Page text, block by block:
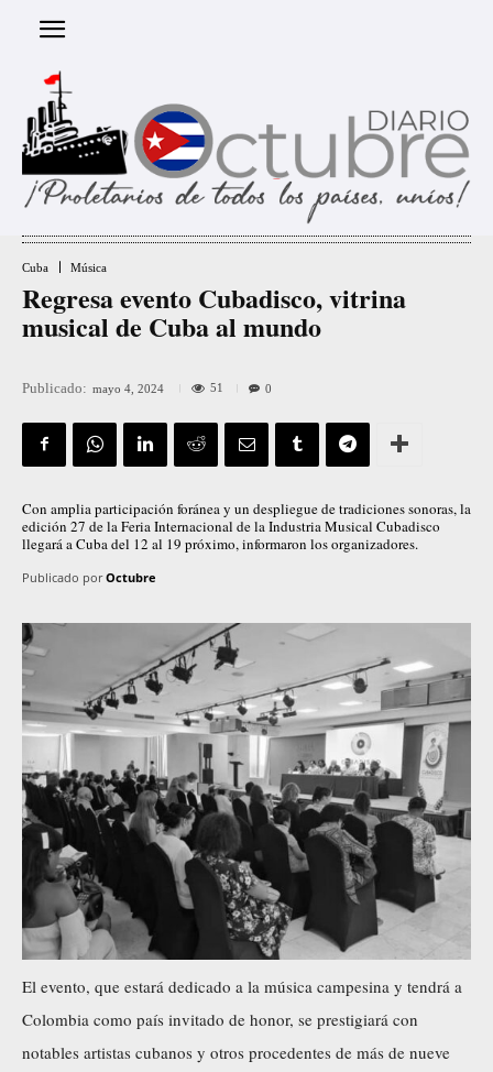
Cuba Música
Regresa evento Cubadisco, vitrina
musical de Cuba al mundo
Publicado: mayo 4, 2024 51 0
Con amplia participación foránea y un despliegue de tradiciones sonoras, la
edición 27 de la Feria Internacional de la Industria Musical Cubadisco
llegará a Cuba del 12 al 19 próximo, informaron los organizadores.
Publicado por Octubre
El evento, que estará dedicado a la música campesina y tendrá a
Colombia como país invitado de honor, se prestigiará con
notables artistas cubanos y otros procedentes de más de nueve